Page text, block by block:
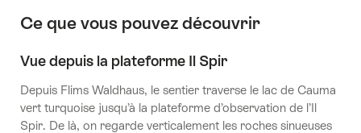
Ce que vous pouvez découvrir
Vue depuis la plateforme Il Spir
Depuis Flims Waldhaus, le sentier traverse le lac de Cauma
vert turquoise jusqu’à la plateforme d’observation de l’Il
Spir. De là, on regarde verticalement les roches sinueuses